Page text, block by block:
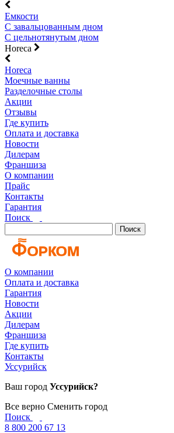
Емкости
С завальцованным дном
С цельнотянутым дном
Horeca
Horeca
Моечные ванны
Разделочные столы
Акции
Отзывы
Где купить
Оплата и доставка
Новости
Дилерам
Франшиза
О компании
Прайс
Контакты
Гарантия
Поиск
Поиск
О компании
Оплата и доставка
Гарантия
Новости
Акции
Дилерам
Франшиза
Где купить
Контакты
Уссурийск
Ваш город Уссурийск?
Все верно Сменить город
Поиск
8 800 200 67 13